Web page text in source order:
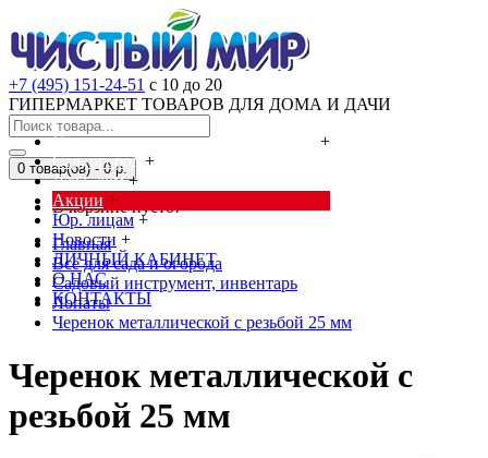
+7 (495) 151-24-51 с 10 до 20
ГИПЕРМАРКЕТ ТОВАРОВ ДЛЯ ДОМА И ДАЧИ
Cредства от насекомых и грызунов
+
Сад, огород +
Дача, дом +
Акции +
Юр. лицам +
Новости +
ЛИЧНЫЙ КАБИНЕТ
О НАС
КОНТАКТЫ
0 товар(ов) - 0 р.
В корзине пусто!
Главная
Всё для сада и огорода
Садовый инструмент, инвентарь
Лопаты
Черенок металлической с резьбой 25 мм
Черенок металлической с
резьбой 25 мм